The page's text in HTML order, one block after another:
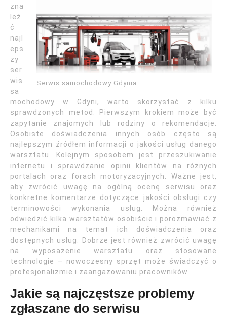
Serwis samochodowy Gdynia
zna
leź
ć
najl
eps
zy
ser
wis
sa
mochodowy w Gdyni, warto skorzystać z kilku
sprawdzonych metod. Pierwszym krokiem może być
zapytanie znajomych lub rodziny o rekomendacje.
Osobiste doświadczenia innych osób często są
najlepszym źródłem informacji o jakości usług danego
warsztatu. Kolejnym sposobem jest przeszukiwanie
internetu i sprawdzanie opinii klientów na różnych
portalach oraz forach motoryzacyjnych. Ważne jest,
aby zwrócić uwagę na ogólną ocenę serwisu oraz
konkretne komentarze dotyczące jakości obsługi czy
terminowości wykonania usług. Można również
odwiedzić kilka warsztatów osobiście i porozmawiać z
mechanikami na temat ich doświadczenia oraz
dostępnych usług. Dobrze jest również zwrócić uwagę
na wyposażenie warsztatu oraz stosowane
technologie – nowoczesny sprzęt może świadczyć o
profesjonalizmie i zaangażowaniu pracowników.
Jakie są najczęstsze problemy
zgłaszane do serwisu